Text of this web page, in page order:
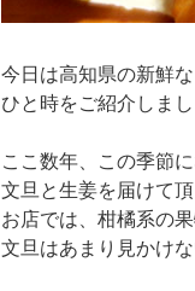
今日は高知県の新鮮
ひと時をご紹介しまし
ここ数年、この季節
文旦と生姜を届けて
お店では、柑橘系の
文旦はあまり見かけ